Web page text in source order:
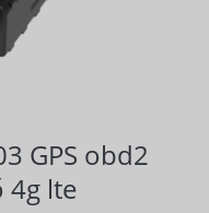
GPS obd2
4g lte